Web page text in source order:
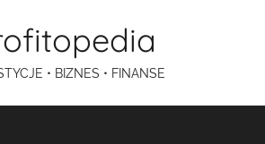
• BIZNES • FINANSE